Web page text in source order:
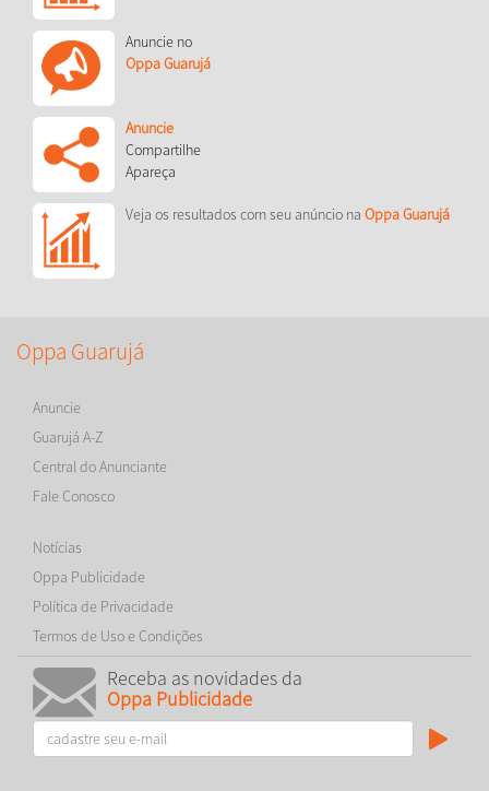
Anuncie no
Oppa Guarujá
Anuncie
Compartilhe
Apareça
Veja os resultados com seu anúncio na Oppa Guarujá
Oppa Guarujá
Anuncie
Guarujá A-Z
Central do Anunciante
Fale Conosco
Notícias
Oppa Publicidade
Política de Privacidade
Termos de Uso e Condições
Receba as novidades da
Oppa Publicidade